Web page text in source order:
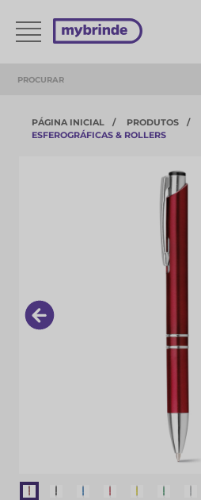
PÁGINA INICIAL PRODUTOS
ESFEROGRÁFICAS & ROLLERS